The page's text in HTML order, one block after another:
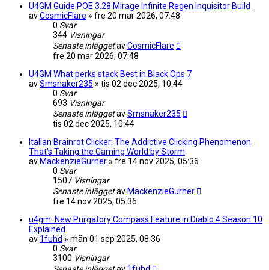
U4GM Guide POE 3.28 Mirage Infinite Regen Inquisitor Build
avCosmicFlare » fre 20 mar 2026, 07:48
0 Svar
344 Visningar
Senaste inläggetavCosmicFlare
fre 20 mar 2026, 07:48
U4GM What perks stack Best in Black Ops 7
avSmsnaker235 » tis 02 dec 2025, 10:44
0 Svar
693 Visningar
Senaste inläggetavSmsnaker235
tis 02 dec 2025, 10:44
Italian Brainrot Clicker: The Addictive Clicking Phenomenon
That's Taking the Gaming World by Storm
av MackenzieGurner » fre 14 nov 2025, 05:36
0 Svar
1507 Visningar
Senaste inläggetav MackenzieGurner
fre 14 nov 2025, 05:36
u4gm: New Purgatory Compass Feature in Diablo 4 Season 10
Explained
av 1fuhd » mån 01 sep 2025, 08:36
0 Svar
3100 Visningar